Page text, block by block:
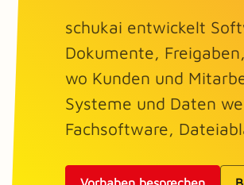
schukai entwickelt
Dokumente,
wo Kunden und
Systeme und Daten
Fachsoftware,